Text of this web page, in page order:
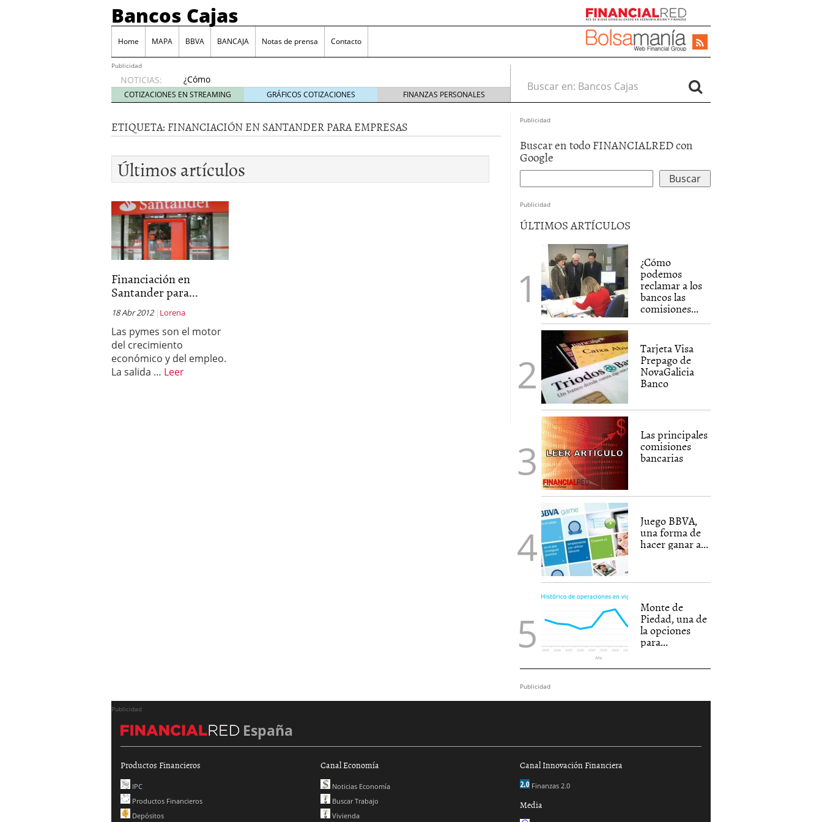
Bancos Cajas
Home MAPA BBVA BANCAJA Notas de prensa Contacto
Publicidad
NOTICIAS:
¿Cómo
podemos
reclamar
bancos
las
comisiones
por
descubierto?
2014
Tarjeta Visa Prepago de NovaGalicia Banco
Las principales comisiones bancarias
Juego BBVA, una forma de hacer ganar a los clientes
Monte de Piedad, una de la opciones para conseguir efectivo
COTIZACIONES EN STREAMING GRÁFICOS COTIZACIONES FINANZAS PERSONALES
Buscar en:
ETIQUETA: FINANCIACIÓN EN SANTANDER PARA EMPRESAS
Últimos artículos
Financiación en
Santander para...
18 Abr 2012 Lorena
Las pymes son el motor
del crecimiento
económico y del empleo.
La salida … Leer
Publicidad
Buscar en todo FINANCIALRED con
Google
Publicidad
ÚLTIMOS ARTÍCULOS
¿Cómo
podemos
reclamar a los
bancos las
comisiones...
Tarjeta Visa
Prepago de
NovaGalicia
Banco
Las principales
comisiones
bancarias
Juego BBVA,
una forma de
hacer ganar a...
Monte de
Piedad, una de
la opciones
para...
Publicidad
Publicidad
España
Productos Financieros
IPC
Productos Financieros
Depósitos
Canal Economía
Noticias Economía
Buscar Trabajo
Vivienda
Canal Innovación Financiera
Finanzas 2.0
Media